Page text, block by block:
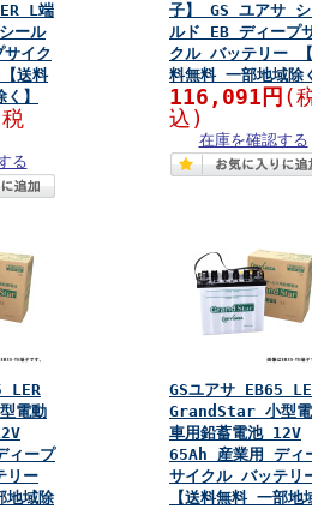
L端
ール
イク
送料
】
る
子】 GS ユアサ
ルド EB ディープ
クル バッテリー
料無料 一部地域除
116,091円 (
込)
在庫を確認する
LER
電動
ィープ
リー
地域除
GSユアサ EB65 LE
GrandStar 小型
車用鉛蓄電池 12V
65Ah 産業用 ディ
サイクル バッテリ
【送料無料 一部地